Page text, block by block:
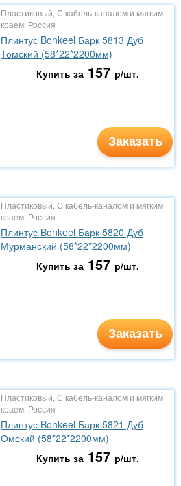
Пластиковый, С кабель-каналом и мягким
краем, Россия
Плинтус Bonkeel Барк 5813 Дуб
Томский (58*22*2200мм)
Купить за 157 р/шт.
Заказать
Пластиковый, С кабель-каналом и мягким
краем, Россия
Плинтус Bonkeel Барк 5820 Дуб
Мурманский (58*22*2200мм)
Купить за 157 р/шт.
Заказать
Пластиковый, С кабель-каналом и мягким
краем, Россия
Плинтус Bonkeel Барк 5821 Дуб
Омский (58*22*2200мм)
Купить за 157 р/шт.